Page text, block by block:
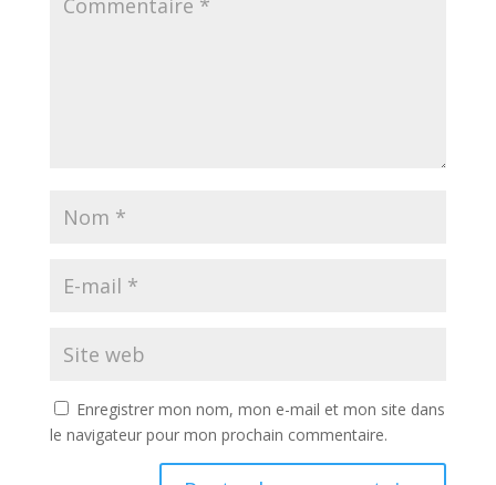
Enregistrer mon nom, mon e-mail et mon site dans
le navigateur pour mon prochain commentaire.